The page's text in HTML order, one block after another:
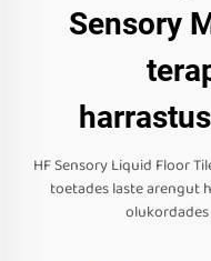
Sensory
HF Sensory Liquid Floor
toetades laste arengut